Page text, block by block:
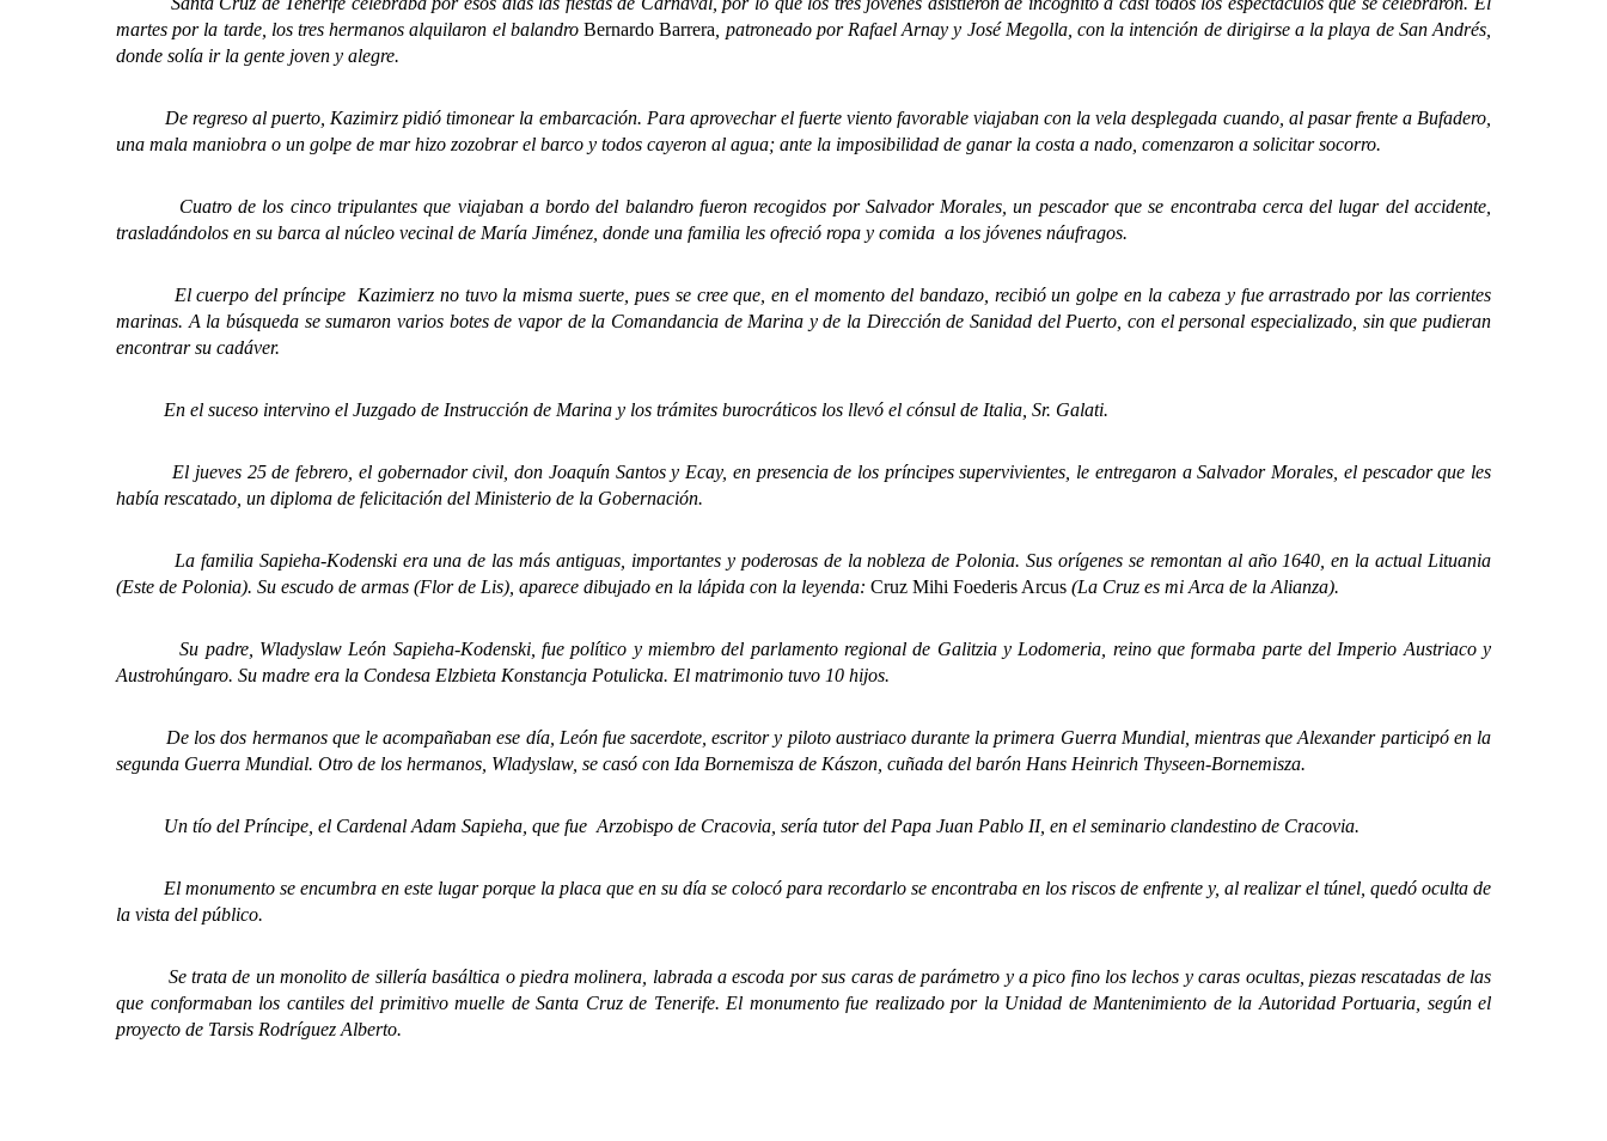
martes por la tarde, los tres hermanos alquilaron el balandroBernardo Barrera , patroneado por Rafael Arnay y José Megolla, con la intención de dirigirse a la playa de San Andrés,
donde solía ir la gente joven y alegre.
De regreso al puerto, Kazimirz pidió timonear la embarcación. Para aprovechar el fuerte viento favorable viajaban con la vela desplegada cuando, al pasar frente a Bufadero,
una mala maniobra o un golpe de mar hizo zozobrar el barco y todos cayeron al agua; ante la imposibilidad de ganar la costa a nado, comenzaron a solicitar socorro.
Cuatro de los cinco tripulantes que viajaban a bordo del balandro fueron recogidos por Salvador Morales, un pescador que se encontraba cerca del lugar del accidente,
trasladándolos en su barca al núcleo vecinal de María Jiménez, donde una familia les ofreció ropa y comida a los jóvenes náufragos.
El cuerpo del príncipe Kazimierz no tuvo la misma suerte, pues se cree que, en el momento del bandazo, recibió un golpe en la cabeza y fue arrastrado por las corrientes
marinas. A la búsqueda se sumaron varios botes de vapor de la Comandancia de Marina y de la Dirección de Sanidad del Puerto, con el personal especializado, sin que pudieran
encontrar su cadáver.
En el suceso intervino el Juzgado de Instrucción de Marina y los trámites burocráticos los llevó el cónsul de Italia, Sr. Galati.
El jueves 25 de febrero, el gobernador civil, don Joaquín Santos y Ecay, en presencia de los príncipes supervivientes, le entregaron a Salvador Morales, el pescador que les
había rescatado, un diploma de felicitación del Ministerio de la Gobernación.
La familia Sapieha-Kodenski era una de las más antiguas, importantes y poderosas de la nobleza de Polonia. Sus orígenes se remontan al año 1640, en la actual Lituania
(Este de Polonia). Su escudo de armas (Flor de Lis), aparece dibujado en la lápida con la leyenda: Cruz Mihi Foederis Arcus (La Cruz es mi Arca de la Alianza).
Su padre, Wladyslaw León Sapieha-Kodenski, fue político y miembro del parlamento regional de Galitzia y Lodomeria, reino que formaba parte del Imperio Austriaco y
Austrohúngaro. Su madre era la Condesa Elzbieta Konstancja Potulicka. El matrimonio tuvo 10 hijos.
De los dos hermanos que le acompañaban ese día, León fue sacerdote, escritor y piloto austriaco durante la primera Guerra Mundial, mientras que Alexander participó en la
segunda Guerra Mundial. Otro de los hermanos, Wladyslaw, se casó con Ida Bornemisza de Kászon, cuñada del barón Hans Heinrich Thyseen-Bornemisza.
Un tío del Príncipe, el Cardenal Adam Sapieha, que fue Arzobispo de Cracovia, sería tutor del Papa Juan Pablo II, en el seminario clandestino de Cracovia.
El monumento se encumbra en este lugar porque la placa que en su día se colocó para recordarlo se encontraba en los riscos de enfrente y, al realizar el túnel, quedó oculta de
la vista del público.
Se trata de un monolito de sillería basáltica o piedra molinera, labrada a escoda por sus caras de parámetro y a pico fino los lechos y caras ocultas, piezas rescatadas de las
que conformaban los cantiles del primitivo muelle de Santa Cruz de Tenerife. El monumento fue realizado por la Unidad de Mantenimiento de la Autoridad Portuaria, según el
proyecto de Tarsis Rodríguez Alberto.